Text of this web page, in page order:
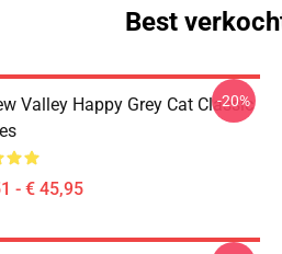
Best
Valley Happy Grey Cat Classic
- € 45,95
-20%